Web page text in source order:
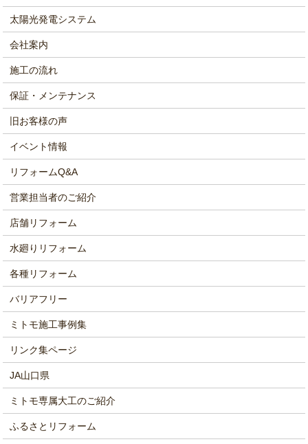
太陽光発電システム
会社案内
施工の流れ
保証・メンテナンス
旧お客様の声
イベント情報
リフォームQ&A
営業担当者のご紹介
店舗リフォーム
水廻りリフォーム
各種リフォーム
バリアフリー
ミトモ施工事例集
リンク集ページ
JA山口県
ミトモ専属大工のご紹介
ふるさとリフォーム